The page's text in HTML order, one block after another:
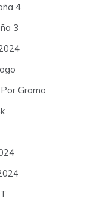
4
3
Gramo